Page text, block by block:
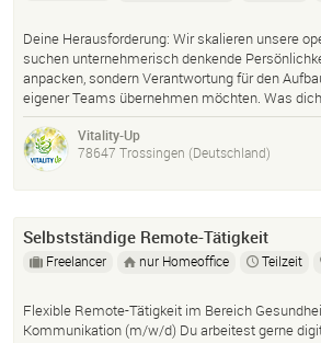
Deine Herausforderung: Wir skalieren unsere
suchen unternehmerisch denkende
anpacken, sondern Verantwortung für den
eigener Teams übernehmen möchten. Was
Vitality-Up
78647 Trossingen (Deutschland)
Selbstständige Remote-Tätigkeit
Freelancer nur Homeoffice Teilzeit
Flexible Remote-Tätigkeit im Bereich
Kommunikation (m/w/d) Du arbeitest gerne